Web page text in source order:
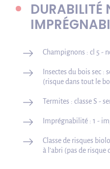
DURABILITÉ
Champignons : cl 5 -
Insectes du bois sec
(risque dans tout le
Termites : classe S -
Imprégnabilité : 1 -
Classe de risques
à l’abri (pas de